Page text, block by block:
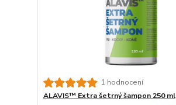
1 hodnocení
ALAVIS™ Extra šetrný šampon 250 ml